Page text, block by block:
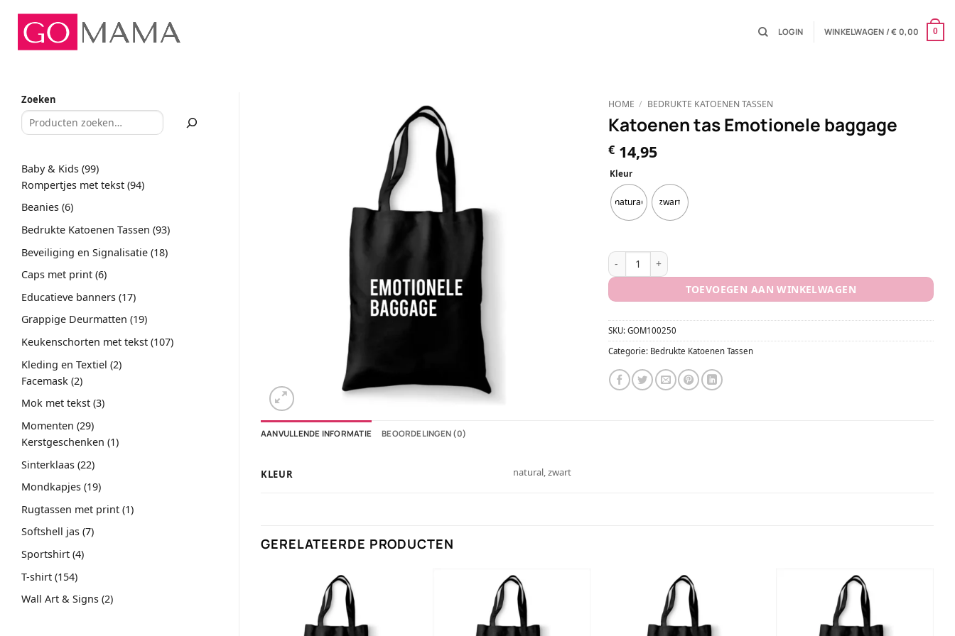
inhoud
LOGIN WINKELWAGEN /€ 0,00 0
Zoeken
Baby & Kids 9999
producten
Rompertjes met tekst 9494
Beanies 66
Bedrukte Katoenen Tassen 9393
Beveiliging en Signalisatie 1818
Caps met print 66
Educatieve banners 1717
producten
Grappige Deurmatten 1919
Keukenschorten met tekst 107107
Kleding en Textiel 22
Facemask 22
Mok met tekst 33
Momenten 2929
producten
Kerstgeschenken 11
Sinterklaas 2222
Mondkapjes 1919
producten
Rugtassen met print 11
Softshell jas 77
Sportshirt 44
T-shirt 154154
producten
Wall Art & Signs 22
HOME / BEDRUKTE KATOENEN TASSEN
Katoenen tas Emotionele baggage
€14,95
Kleur
natural zwart
Katoenen tas Emotionele baggage aantal
TOEVOEGEN AAN WINKELWAGEN
SKU: GOM100250
Categorie: Bedrukte Katoenen Tassen
AANVULLENDE INFORMATIE BEOORDELINGEN (0)
KLEUR natural, zwart
GERELATEERDE PRODUCTEN